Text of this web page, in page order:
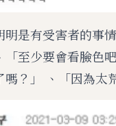
是有受害者的事
至少要會看臉色
？」 、「因為太